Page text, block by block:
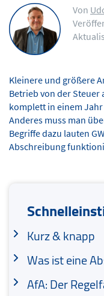
Von
Kleinere und größere
Betrieb von der Steuer
komplett in einem
Anderes muss man
Begriffe dazu lauten
Abschreibung
Kurz & knapp
Was ist eine
AfA: Der